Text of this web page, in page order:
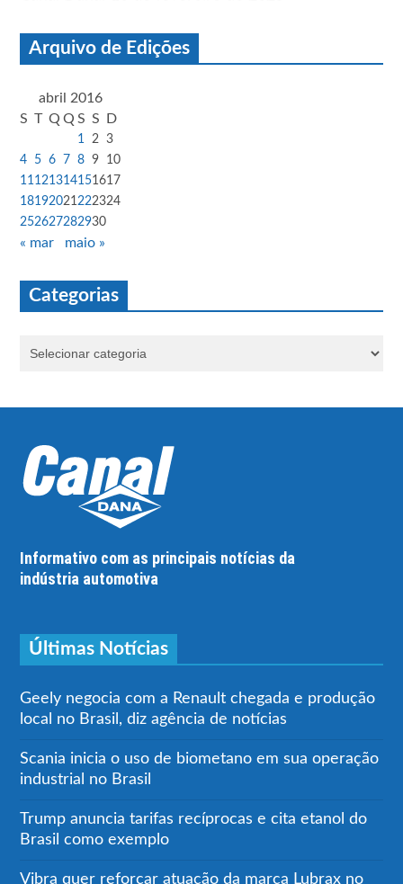
Arquivo de Edições
abril 2016
S T Q Q S S D
1 2
3
4
5 6 7 8 9
10
11 121314151617
18192021 222324
252627282930
« mar maio »
Categorias
Informativo com as principais notícias da
indústria automotiva
Últimas Notícias
Geely negocia com a Renault chegada e produção
local no Brasil, diz agência de notícias
Scania inicia o uso de biometano em sua operação
industrial no Brasil
Trump anuncia tarifas recíprocas e cita etanol do
Brasil como exemplo
Vibra quer reforçar atuação da marca Lubrax no